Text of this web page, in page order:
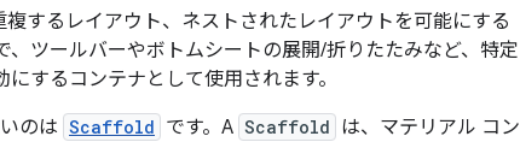
するレイアウト、ネストされたレイアウトを可能にする
、ツールバーやボトムシートの展開/折りたたみなど、特定
するコンテナとして使用されます。
のは Scaffold です。A Scaffold は、マテリアル コン